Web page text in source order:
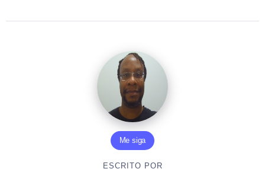
Me siga
ESCRITO POR